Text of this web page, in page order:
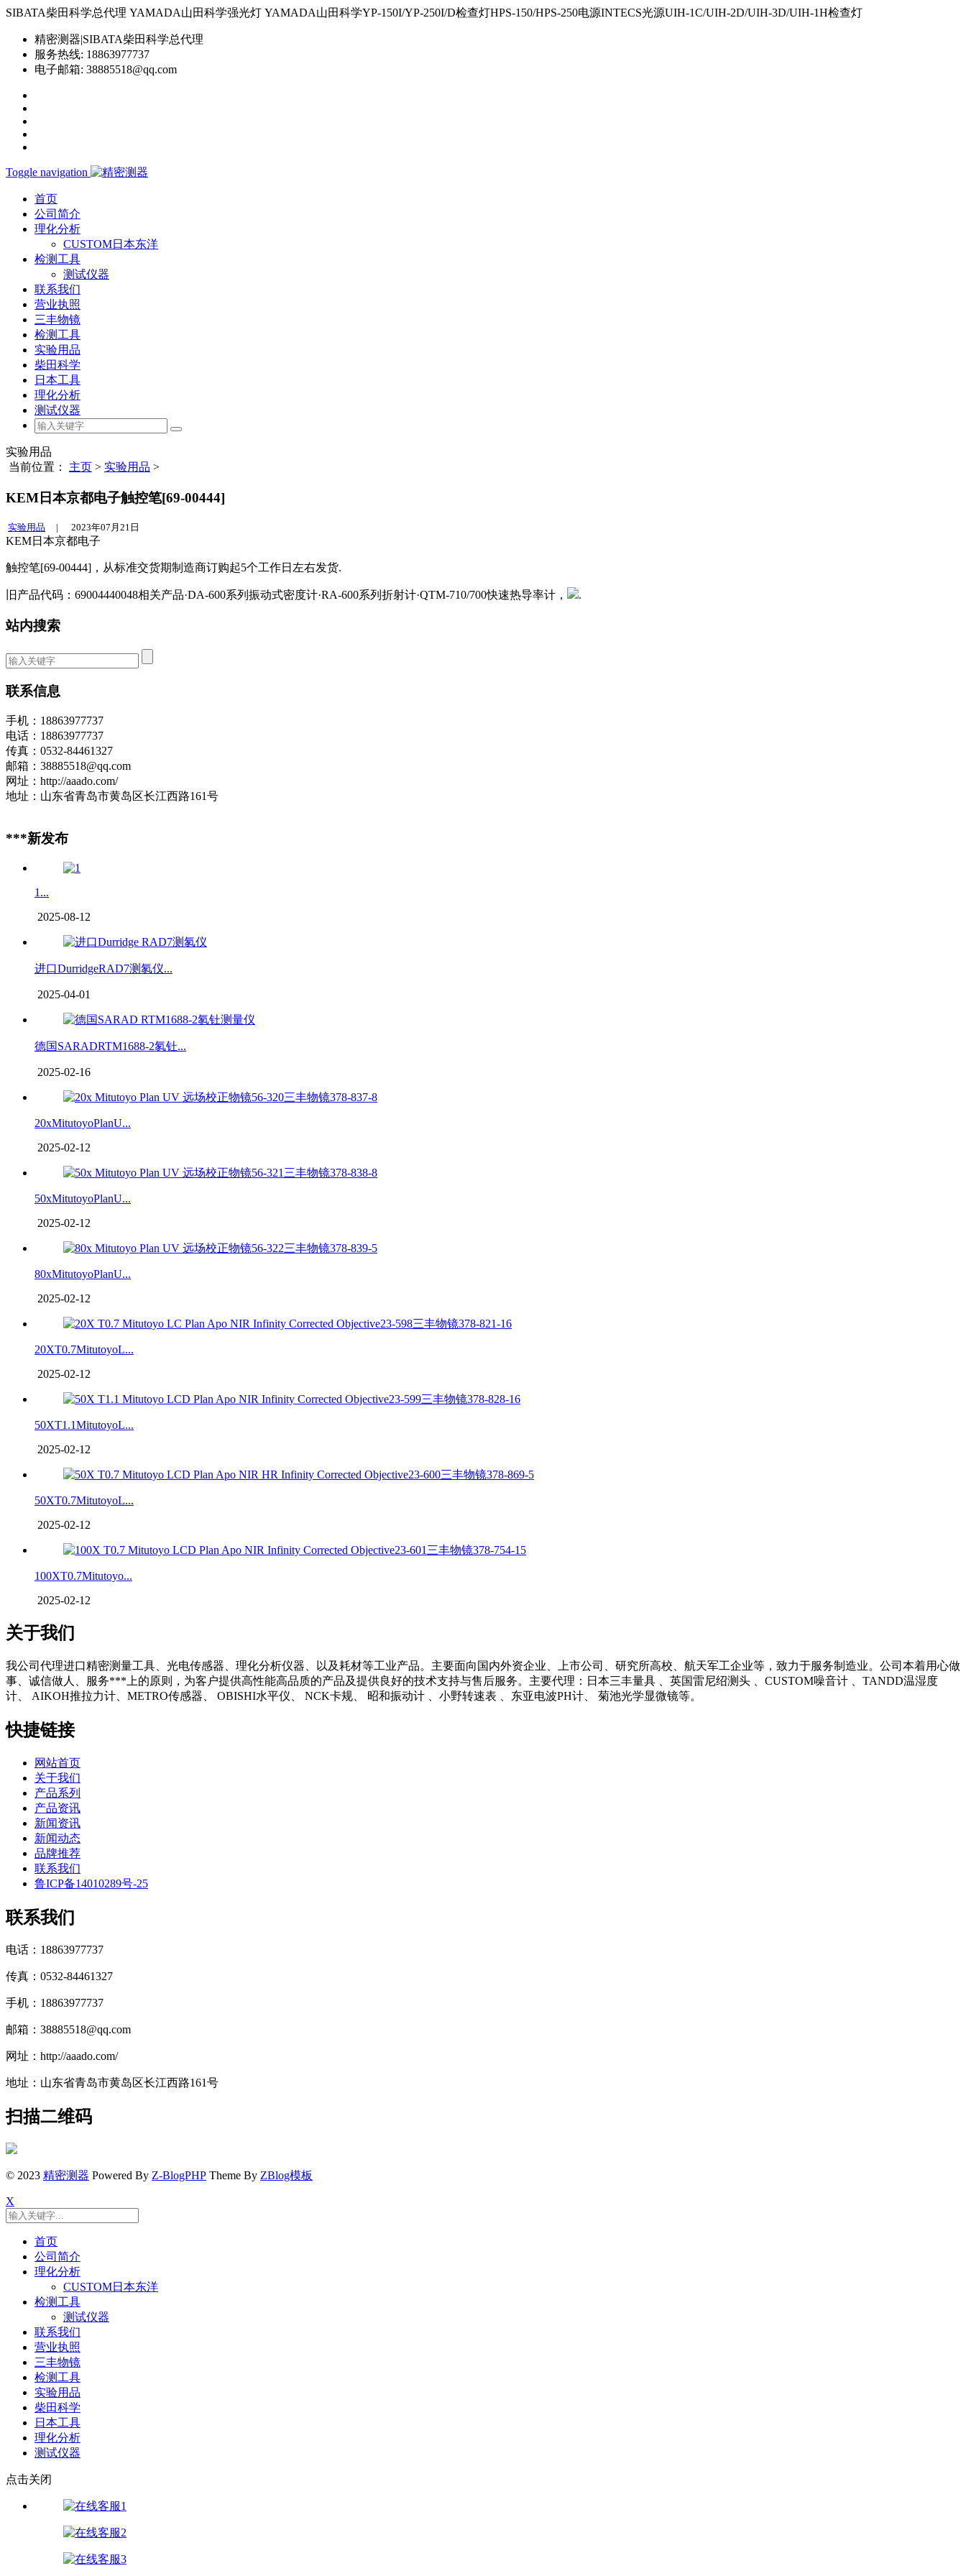
SIBATA柴田科学总代理 YAMADA山田科学强光灯 YAMADA山田科学YP-150I/YP-250I/D检查灯HPS-150/HPS-250电源INTECS光源UIH-1C/UIH-2D/UIH-3D/UIH-1H检查灯
精密测器|SIBATA柴田科学总代理
服务热线: 18863977737
电子邮箱: 38885518@qq.com
Toggle navigation
首页
公司简介
理化分析
CUSTOM日本东洋
检测工具
测试仪器
联系我们
营业执照
三丰物镜
检测工具
实验用品
柴田科学
日本工具
理化分析
测试仪器
实验用品
当前位置： 主页 > 实验用品 >
KEM日本京都电子触控笔[69-00444]
实验用品 | 2023年07月21日
KEM日本京都电子
触控笔[69-00444]，从标准交货期制造商订购起5个工作日左右发货.
旧产品代码：69004440048相关产品·DA-600系列振动式密度计·RA-600系列折射计·QTM-710/700快速热导率计， .
站内搜索
联系信息
手机：18863977737
电话：18863977737
传真：0532-84461327
邮箱：38885518@qq.com
网址：http://aaado.com/
地址：山东省青岛市黄岛区长江西路161号
***新发布
1...
2025-08-12
进口DurridgeRAD7测氡仪...
2025-04-01
德国SARADRTM1688-2氡钍...
2025-02-16
20xMitutoyoPlanU...
2025-02-12
50xMitutoyoPlanU...
2025-02-12
80xMitutoyoPlanU...
2025-02-12
20XT0.7MitutoyoL...
2025-02-12
50XT1.1MitutoyoL...
2025-02-12
50XT0.7MitutoyoL...
2025-02-12
100XT0.7Mitutoyo...
2025-02-12
关于我们
我公司代理进口精密测量工具、光电传感器、理化分析仪器、以及耗材等工业产品。主要面向国内外资企业、上市公司、研究所高校、航天军工企业等，致力于服务制造业。公司本着用心做
事、诚信做人、服务***上的原则，为客户提供高性能高品质的产品及提供良好的技术支持与售后服务。主要代理：日本三丰量具 、英国雷尼绍测头 、CUSTOM噪音计 、TANDD温湿度
计、 AIKOH推拉力计、METRO传感器、 OBISHI水平仪、 NCK卡规、 昭和振动计 、小野转速表 、东亚电波PH计、 菊池光学显微镜等。
快捷链接
网站首页
关于我们
产品系列
产品资讯
新闻资讯
新闻动态
品牌推荐
联系我们
鲁ICP备14010289号-25
联系我们
电话：18863977737
传真：0532-84461327
手机：18863977737
邮箱：38885518@qq.com
网址：http://aaado.com/
地址：山东省青岛市黄岛区长江西路161号
扫描二维码
© 2023 精密测器 Powered By Z-BlogPHP Theme By ZBlog模板
X
首页
公司简介
理化分析
CUSTOM日本东洋
检测工具
测试仪器
联系我们
营业执照
三丰物镜
检测工具
实验用品
柴田科学
日本工具
理化分析
测试仪器
点击关闭